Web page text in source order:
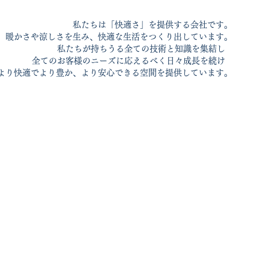
私たちは「快適さ」を提供する会社です。
暖かさや涼しさを生み、快適な生活をつくり出しています。
私たちが持ちうる全ての技術と知識を集結し
全てのお客様のニーズに応えるべく日々成長を続け
り快適でより豊か、より安心できる空間を提供しています。